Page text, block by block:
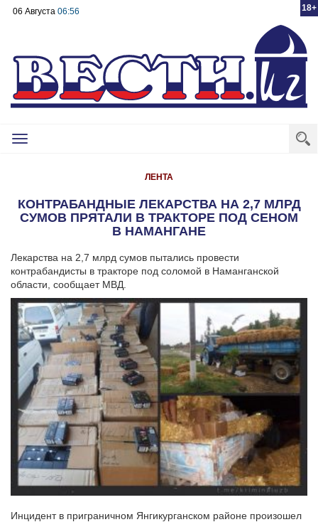
18+
06 Августа 06:56
Toggle
ЛЕНТА
КОНТРАБАНДНЫЕ ЛЕКАРСТВА НА 2,7 МЛРД
СУМОВ ПРЯТАЛИ В ТРАКТОРЕ ПОД СЕНОМ
В НАМАНГАНЕ
Лекарства на 2,7 млрд сумов пытались провести
контрабандисты в тракторе под соломой в Наманганской
области, сообщает МВД.
Инцидент в приграничном Янгикурганском районе произошел